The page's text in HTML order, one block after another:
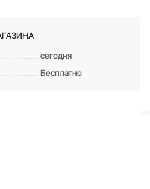
сегодня
Бесплатно